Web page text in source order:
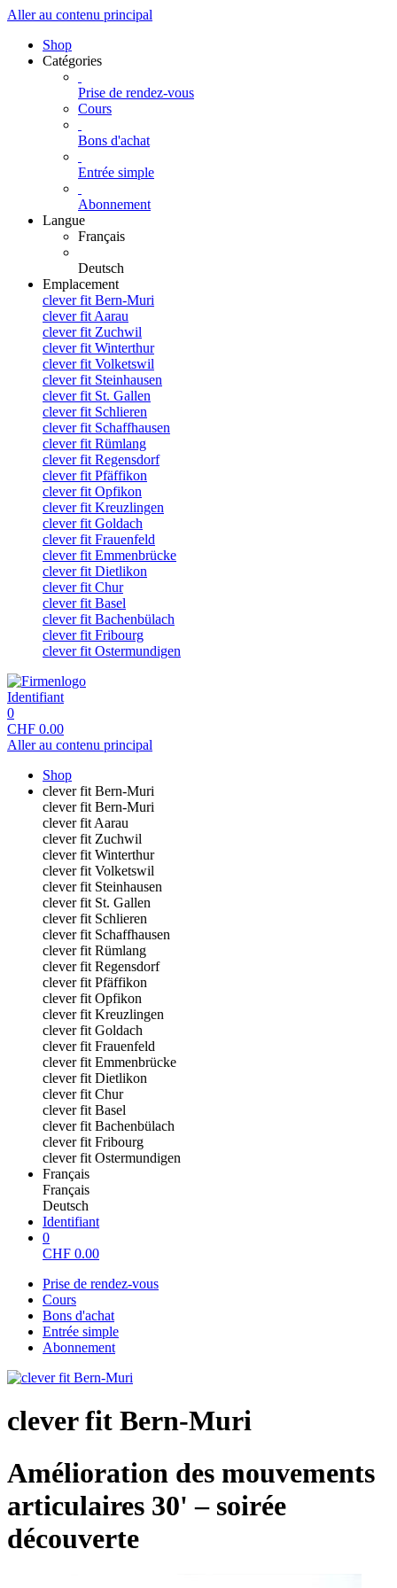
Aller au contenu principal
Shop
Catégories
Prise de rendez-vous
Cours
Bons d'achat
Entrée simple
Abonnement
Langue
Français
Deutsch
Emplacement
clever fit Bern-Muri
clever fit Aarau
clever fit Zuchwil
clever fit Winterthur
clever fit Volketswil
clever fit Steinhausen
clever fit St. Gallen
clever fit Schlieren
clever fit Schaffhausen
clever fit Rümlang
clever fit Regensdorf
clever fit Pfäffikon
clever fit Opfikon
clever fit Kreuzlingen
clever fit Goldach
clever fit Frauenfeld
clever fit Emmenbrücke
clever fit Dietlikon
clever fit Chur
clever fit Basel
clever fit Bachenbülach
clever fit Fribourg
clever fit Ostermundigen
Identifiant
0
CHF 0.00
Aller au contenu principal
Shop
clever fit Bern-Muri
clever fit Bern-Muri
clever fit Aarau
clever fit Zuchwil
clever fit Winterthur
clever fit Volketswil
clever fit Steinhausen
clever fit St. Gallen
clever fit Schlieren
clever fit Schaffhausen
clever fit Rümlang
clever fit Regensdorf
clever fit Pfäffikon
clever fit Opfikon
clever fit Kreuzlingen
clever fit Goldach
clever fit Frauenfeld
clever fit Emmenbrücke
clever fit Dietlikon
clever fit Chur
clever fit Basel
clever fit Bachenbülach
clever fit Fribourg
clever fit Ostermundigen
Français
Français
Deutsch
Identifiant
0
CHF 0.00
Prise de rendez-vous
Cours
Bons d'achat
Entrée simple
Abonnement
clever fit Bern-Muri
Amélioration des mouvements
articulaires 30' – soirée
découverte